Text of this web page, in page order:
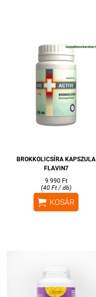
BROKKOLICSÍRA KAPSZULA
FLAVIN7
9 990 Ft
(40 Ft / db)
 KOSÁR